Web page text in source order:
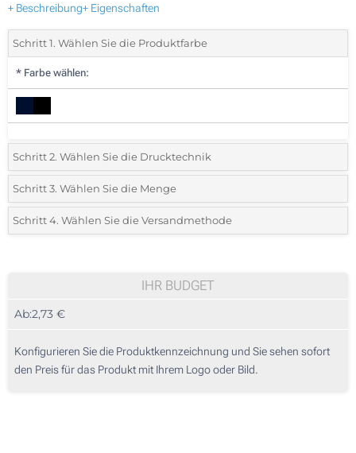
+ Beschreibung+ Eigenschaften
Schritt 1. Wählen Sie die Produktfarbe
* Farbe wählen:
Schritt 2. Wählen Sie die Drucktechnik
*Wählen Sie die Druck- und Farbtechniken für Ihr Logo:
1 Farbig (Auf einer Seite)
3 Farbig (Auf einer Seite)
Digitaler Transferdruck in Vollfarbe (Auf einer Seite)
Schritt 3. Wählen Sie die Menge
*Bitte wählen Sie Ihre gewünschte Menge
20
100
Schritt 4. Wählen Sie die Versandmethode
IHR BUDGET
Ab:2,73 €
Konfigurieren Sie die Produktkennzeichnung und Sie sehen sofort
den Preis für das Produkt mit Ihrem Logo oder Bild.